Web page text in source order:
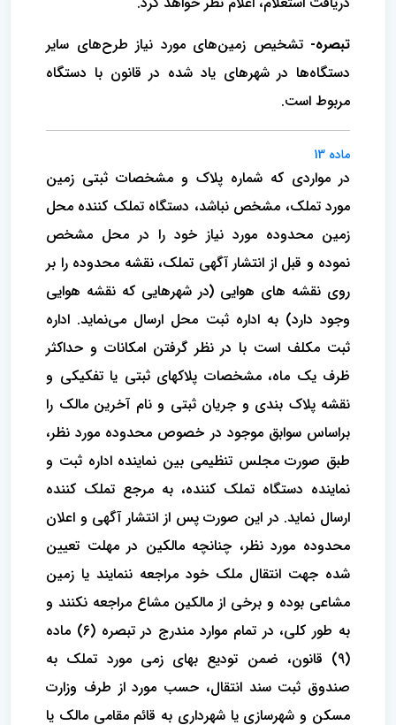
تبصره- تشخیص زمین‌های مورد نیاز طرح‌های سایر
دستگاه‌ها در شهرهای یاد شده در قانون با دستگاه
مربوط است.
ماده 13
در مواردی که شماره پلاک و مشخصات ثبتی زمین
مورد تملک، مشخص نباشد، دستگاه تملک کننده محل
زمین محدوده مورد نیاز خود را در محل مشخص
نموده و قبل از انتشار آگهی تملک، نقشه محدوده را بر
روی نقشه های هوایی (در شهرهایی که نقشه هوایی
وجود دارد) به اداره ثبت محل ارسال می‌نماید. اداره
ثبت مکلف است با در نظر گرفتن امکانات و حداکثر
ظرف یک ماه، مشخصات پلاکهای ثبتی یا تفکیکی و
نقشه پلاک بندی و جریان ثبتی و نام آخرین مالک را
براساس سوابق موجود در خصوص محدوده مورد نظر،
طبق صورت مجلس تنظیمی بین نماینده اداره ثبت و
نماینده دستگاه تملک کننده، به مرجع تملک کننده
ارسال نماید. در این صورت پس از انتشار آگهی و اعلان
محدوده مورد نظر، چنانچه مالکین در مهلت تعیین
شده جهت انتقال ملک خود مراجعه ننمایند یا زمین
مشاعی بوده و برخی از مالکین مشاع مراجعه نکنند و
به طور کلی، در تمام موارد مندرج در تبصره (6) ماده
(9) قانون، ضمن تودیع بهای زمی مورد تملک به
صندوق ثبت سند انتقال، حسب مورد از طرف وزارت
مسکن و شهرسازی یا شهرداری به قائم مقامی مالک یا